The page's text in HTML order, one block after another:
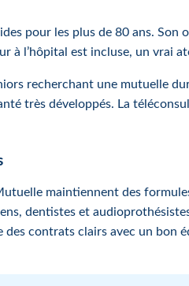
pour les plus de 80 ans. Son
à l’hôpital est incluse, un vrai
recherchant une mutuelle
très développés. La
maintiennent des
dentistes et
des contrats clairs avec un